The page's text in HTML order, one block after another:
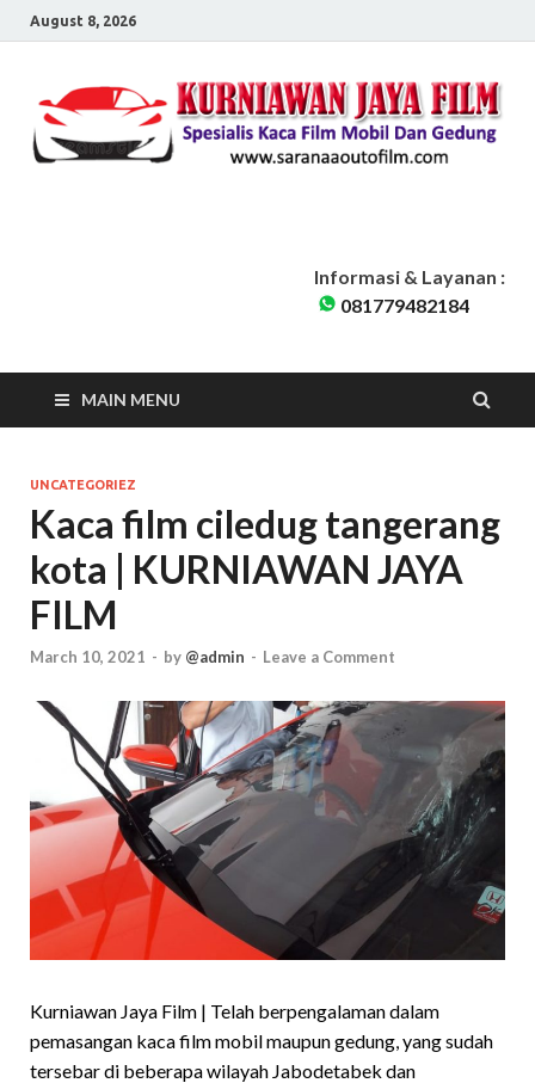
August 8, 2026
Informasi & Layanan :
081779482184
MAIN MENU
UNCATEGORIEZ
Kaca film ciledug tangerang
kota | KURNIAWAN JAYA
FILM
March 10, 2021 - by @admin - Leave a Comment
Kurniawan Jaya Film | Telah berpengalaman dalam
pemasangan kaca film mobil maupun gedung, yang sudah
tersebar di beberapa wilayah Jabodetabek dan